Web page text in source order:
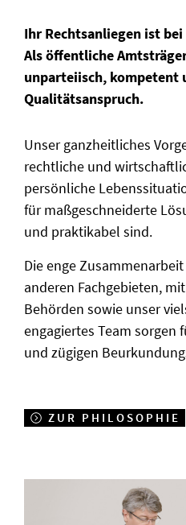
Ihr Rechtsanliegen ist
Als öffentliche
unparteiisch, kompetent
Qualitätsanspruch.
Unser ganzheitliches
rechtliche und
persönliche
für maßgeschneiderte
und praktikabel sind.
Die enge
anderen Fachgebieten,
Behörden sowie unser
engagiertes Team sorgen
und zügigen
ZUR PHILOSOPHIE